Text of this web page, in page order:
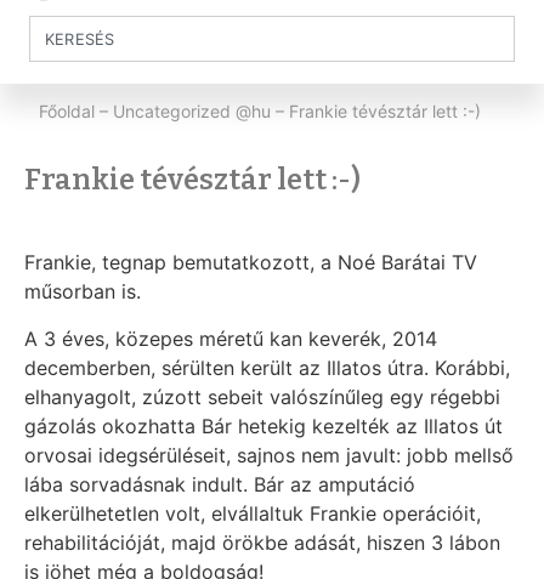
Főoldal – Uncategorized @hu – Frankie tévésztár lett :-)
Frankie tévésztár lett :-)
Frankie, tegnap bemutatkozott, a Noé Barátai TV
műsorban is.
A 3 éves, közepes méretű kan keverék, 2014
decemberben, sérülten került az Illatos útra. Korábbi,
elhanyagolt, zúzott sebeit valószínűleg egy régebbi
gázolás okozhatta Bár hetekig kezelték az Illatos út
orvosai idegsérüléseit, sajnos nem javult: jobb mellső
lába sorvadásnak indult. Bár az amputáció
elkerülhetetlen volt, elvállaltuk Frankie operációit,
rehabilitációját, majd örökbe adását, hiszen 3 lábon
is jöhet még a boldogság!